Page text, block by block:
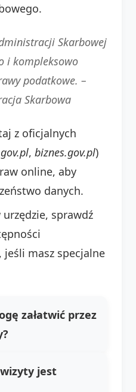
Skarbowej
i kompleksowo
podatkowe. –
Skarbowa
z oficjalnych
, biznes.gov.pl)
online, aby
danych.
sprawdź
masz specjalne
załatwić przez
jest